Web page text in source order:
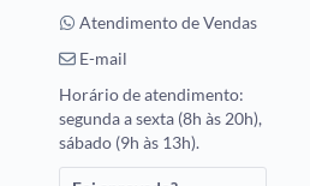
Atendimento de Vendas
E-mail
Horário de atendimento:
segunda a sexta (8h às 20h),
sábado (9h às 13h).